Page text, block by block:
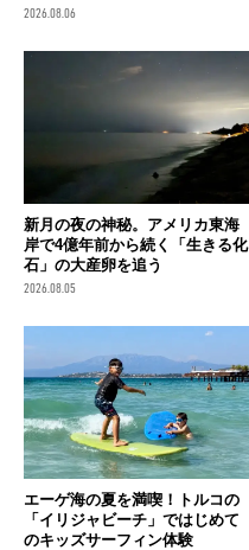
2026.08.06
新月の夜の神秘。アメリカ東海
岸で4億年前から続く「生きる化
石」の大産卵を追う
2026.08.05
エーゲ海の夏を満喫！トルコの
「イリジャビーチ」ではじめて
のキッズサーフィン体験